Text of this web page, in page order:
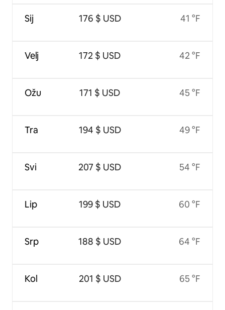
Sij
Velj
Ožu
Tra
Svi
Lip
Srp
Kol
176 $ USD
172 $ USD
171 $ USD
194 $ USD
207 $ USD
199 $ USD
188 $ USD
201 $ USD
41 °F
42 °F
45 °F
49 °F
54 °F
60 °F
64 °F
65 °F